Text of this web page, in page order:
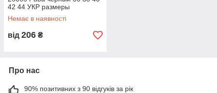
42 44 УКР размеры
Немає в наявності
від 206 ₴
Про нас
90% позитивних з 90 відгуків за рік